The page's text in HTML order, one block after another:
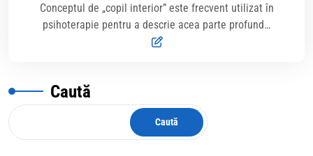
Conceptul de „copil interior” este frecvent utilizat în
psihoterapie pentru a descrie acea parte profund…
Caută
Caută